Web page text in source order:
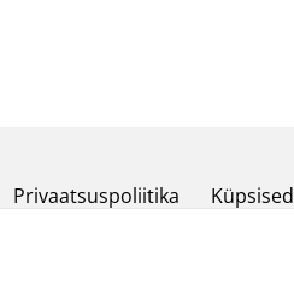
Privaatsuspoliitika Küpsised